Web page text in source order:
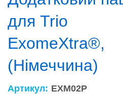
для Trio
ExomeXtra®,
(Німеччина)
Артикул: EXM02P